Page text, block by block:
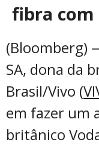
fibra com
(Bloomberg)
SA, dona da
Brasil/Vivo (
em fazer um
britânico